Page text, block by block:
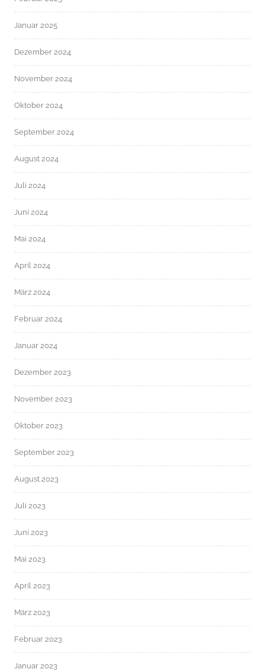
Januar 2025
Dezember 2024
November 2024
Oktober 2024
September 2024
August 2024
Juli 2024
Juni 2024
Mai 2024
April 2024
März 2024
Februar 2024
Januar 2024
Dezember 2023
November 2023
Oktober 2023
September 2023
August 2023
Juli 2023
Juni 2023
Mai 2023
April 2023
März 2023
Februar 2023
Januar 2023